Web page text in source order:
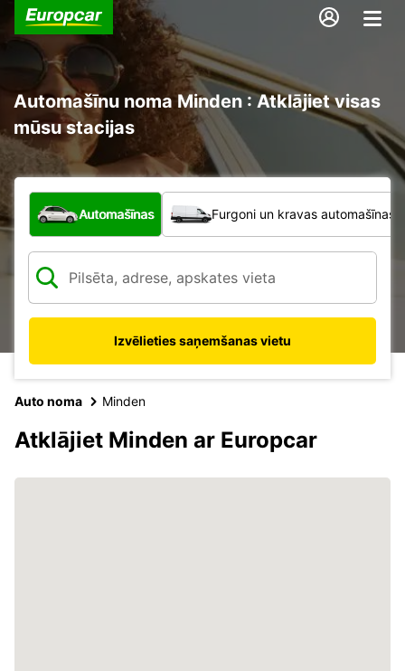
Automašīnu noma Minden : Atklājiet visas
mūsu stacijas
Kāda veida transportlīdzeklis?
Automašīnas Furgoni un kravas automašīnas
Izvēlieties saņemšanas vietu
Auto noma Minden
Atklājiet Minden ar Europcar